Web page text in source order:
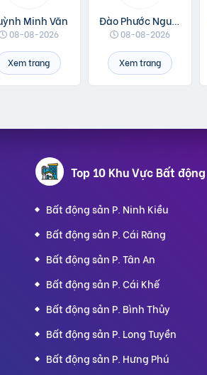
Minh Văn
08-08-2026
Xem trang
Đào Phước Nguyên
08-08-2026
Xem trang
Top 10 Khu Vực Bất
Bất động sản P. Ninh Kiều
Bất động sản P. Cái Răng
Bất động sản P. Tân An
Bất động sản P. Cái Khế
Bất động sản P. Bình Thủy
Bất động sản P. Long Tuyền
Bất động sản P. Hưng Phú